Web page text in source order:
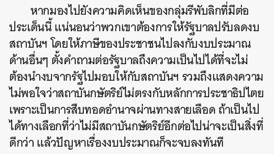
หากมองไปยังความคิดเห็นของกลุ่มรีพับลิกที่มีต่อ
ประเด็นนี้ แน่นอนว่าพวกเขาต้องการให้รัฐบาลปรับลดงบ
สถาบันฯ โดยให้ภาษีของประชาชนไปลงกับงบประมาณ
ด้านอื่นๆ ตั้งคำถามต่อรัฐบาลถึงความเป็นไปได้ที่จะไม่
ต้องนำงบจากรัฐไปมอบให้กับสถาบันฯ รวมถึงแสดงความ
ไม่พอใจว่าสถาบันกษัตริย์ไม่ตรงกับหลักการประชาธิปไตย
เพราะเป็นการสืบทอดอำนาจผ่านทางสายเลือด ถ้าเป็นไป
ได้ทางเลือกที่ว่าไม่มีสถาบันกษัตริย์อีกต่อไปน่าจะเป็นสิ่งที่
ดีกว่า แล้วปัญหาเรื่องงบประมาณก็จะจบลงทันที